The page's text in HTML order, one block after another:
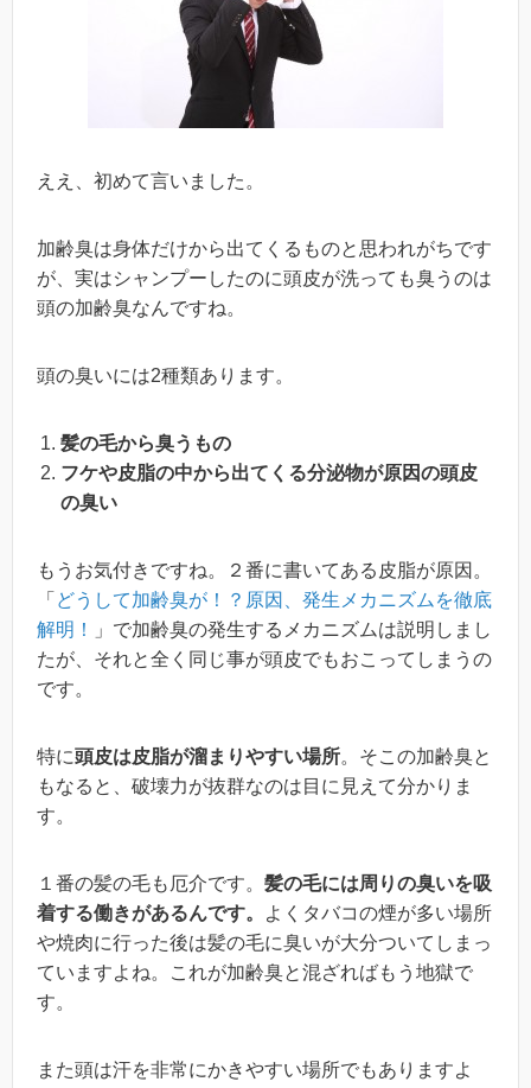
ええ、初めて言いました。
加齢臭は身体だけから出てくるものと思われがちです
が、実はシャンプーしたのに頭皮が洗っても臭うのは
頭の加齢臭なんですね。
頭の臭いには2種類あります。
髪の毛から臭うもの
フケや皮脂の中から出てくる分泌物が原因の頭皮
の臭い
もうお気付きですね。２番に書いてある皮脂が原因。
「 どうして加齢臭が！？原因、発生メカニズムを徹底
解明！
」で加齢臭の発生するメカニズムは説明しまし
たが、それと全く同じ事が頭皮でもおこってしまうの
です。
特に頭皮は皮脂が溜まりやすい場所。そこの加齢臭と
もなると、破壊力が抜群なのは目に見えて分かりま
す。
１番の髪の毛も厄介です。 髪の毛には周りの臭いを吸
着する働きがあるんです。
よくタバコの煙が多い場所
や焼肉に行った後は髪の毛に臭いが大分ついてしまっ
ていますよね。これが加齢臭と混ざればもう地獄で
す。
また頭は汗を非常にかきやすい場所でもありますよ